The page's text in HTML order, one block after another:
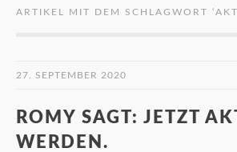
ARTIKEL MIT DEM SCHLAGWORT ‘
27. SEPTEMBER 2020
ROMY SAGT: JETZT
WERDEN.